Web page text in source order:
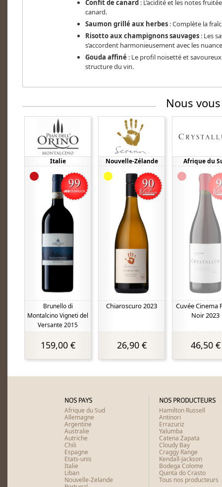
Confit de canard : L’acidité et les notes
canard.
Saumon grillé aux herbes: Complète la
Risotto aux champignons sauvages: Les
s’accordent harmonieusement avec les
Gouda affiné : Le profil noisetté et
structure du vin.
Nous
Italie
Brunello di
Montalcino Vigneti del
Versante 2015
159,00 €
Nouvelle-Zélande
Chiaroscuro 2023
26,90 €
Afrique du
Cuvée Cinema
Noir 2023
46,50 €
NOS PAYS
Afrique du Sud
Allemagne
Argentine
Australie
Autriche
Chili
Espagne
Etats-unis
Italie
Liban
Nouvelle-Zelande
NOS PRODUCTEURS
Hamilton Russell
Antinori
Errazuriz
Yalumba
Catena Zapata
Cloudy Bay
Craggy Range
Kendall-Jackson
Bodega Colome
Quinta do Crasto
Tous nos producteurs